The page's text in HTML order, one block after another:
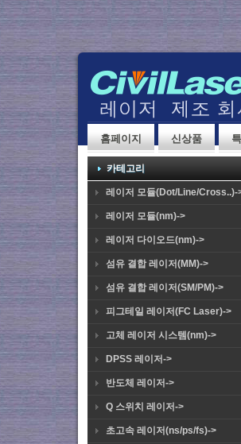
홈페이지 신상품
카테고리
레이저 모듈(Dot/Line/Cross..)-
레이저 모듈(nm)->
레이저 다이오드(nm)->
섬유 결합 레이저(MM)->
섬유 결합 레이저(SM/PM)->
피그테일 레이저(FC Laser)->
고체 레이저 시스템(nm)->
DPSS 레이저->
반도체 레이저->
Q 스위치 레이저->
초고속 레이저(ns/ps/fs)->